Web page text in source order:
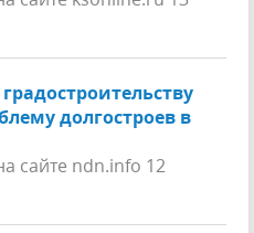
долгостроев в
сайте ndn.info 12